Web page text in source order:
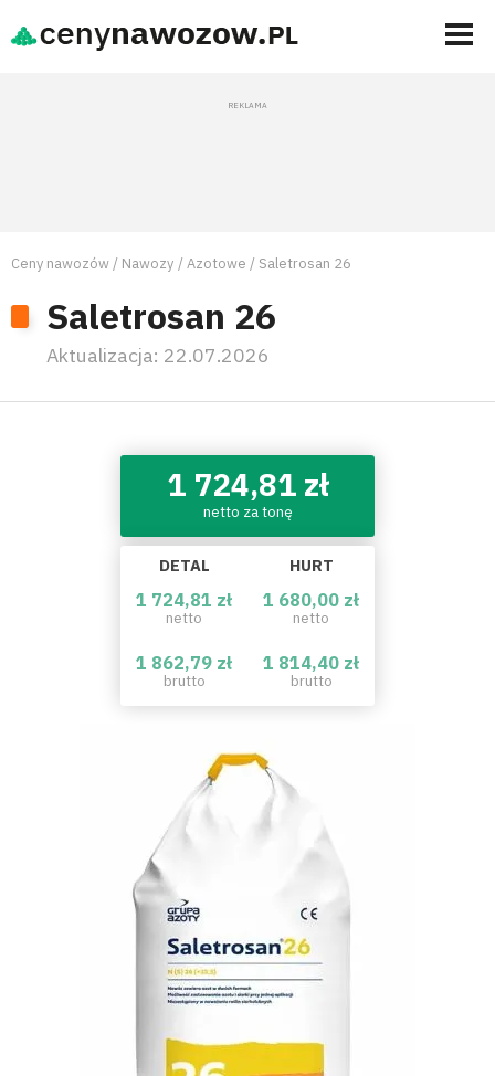
Ceny nawozów Nawozy Azotowe Saletrosan 26
Saletrosan 26
Aktualizacja: 22.07.2026
1 724,81 zł
netto za tonę
DETAL HURT
1 724,81 zł
netto
1 680,00 zł
netto
1 862,79 zł
brutto
1 814,40 zł
brutto